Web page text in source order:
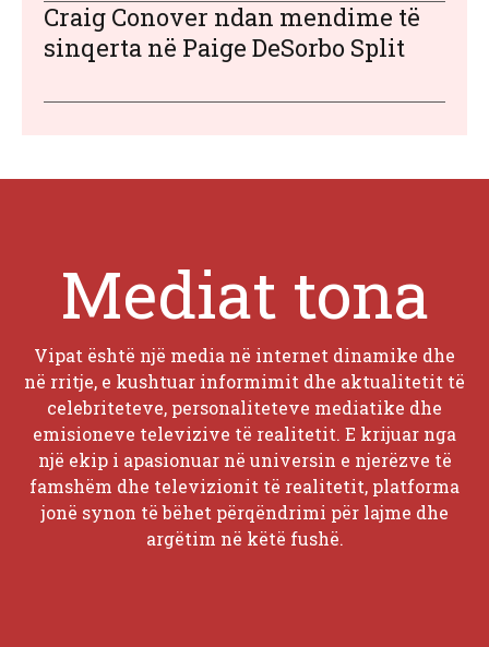
Craig Conover ndan mendime të
sinqerta në Paige DeSorbo Split
Mediat tona
Vipat është një media në internet dinamike dhe
në rritje, e kushtuar informimit dhe aktualitetit të
celebriteteve, personaliteteve mediatike dhe
emisioneve televizive të realitetit. E krijuar nga
një ekip i apasionuar në universin e njerëzve të
famshëm dhe televizionit të realitetit, platforma
jonë synon të bëhet përqëndrimi për lajme dhe
argëtim në këtë fushë.